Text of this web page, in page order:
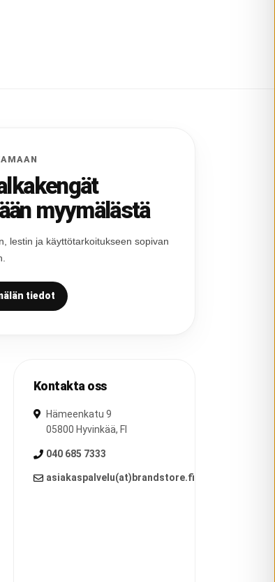
myymälästä
lestin ja käyttötarkoitukseen sopivan
tiedot
Kontakta oss
Hämeenkatu 9
05800 Hyvinkää, FI
040 685 7333
asiakaspalvelu(at)brandstore.fi